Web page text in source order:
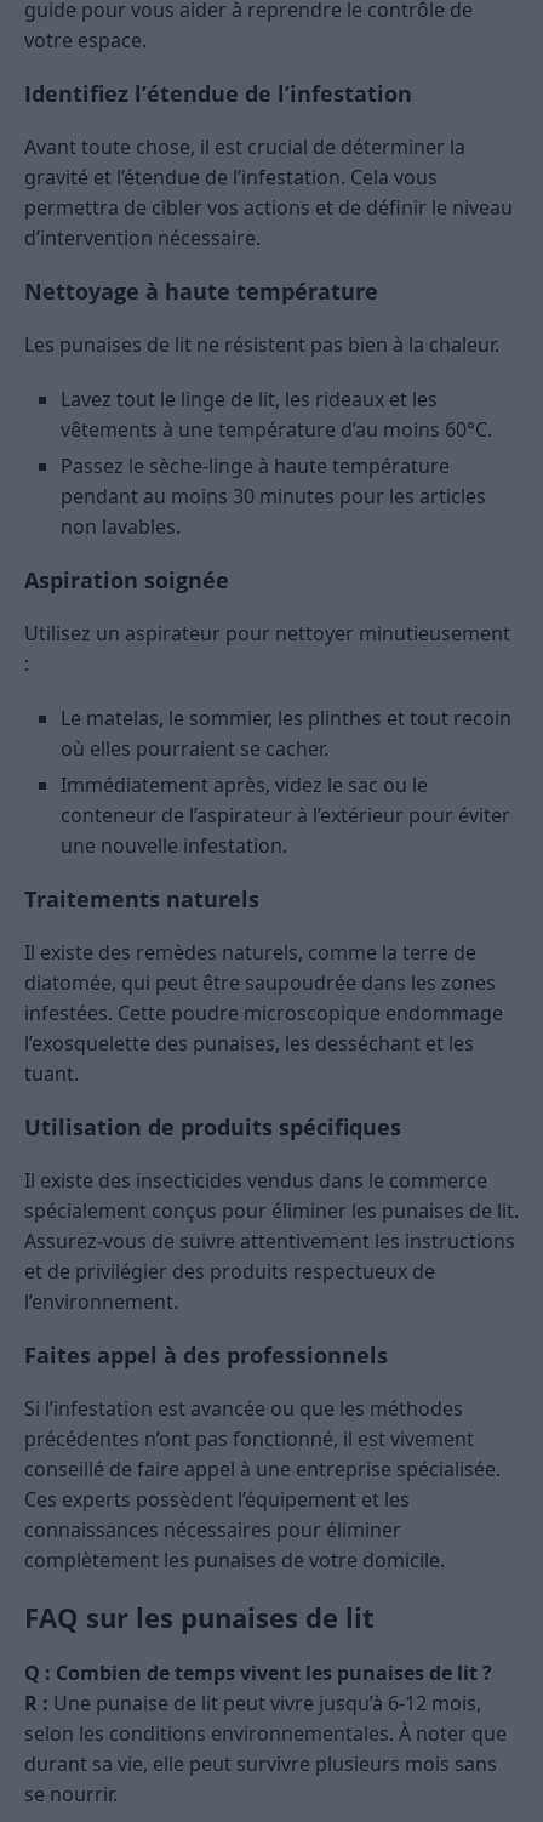
guide pour vous aider à reprendre le contrôle de
votre espace.
Identifiez l’étendue de l’infestation
Avant toute chose, il est crucial de déterminer la
gravité et l’étendue de l’infestation. Cela vous
permettra de cibler vos actions et de définir le niveau
d’intervention nécessaire.
Nettoyage à haute température
Les punaises de lit ne résistent pas bien à la chaleur.
Lavez tout le linge de lit, les rideaux et les
vêtements à une température d’au moins 60°C.
Passez le sèche-linge à haute température
pendant au moins 30 minutes pour les articles
non lavables.
Aspiration soignée
Utilisez un aspirateur pour nettoyer minutieusement
:
Le matelas, le sommier, les plinthes et tout recoin
où elles pourraient se cacher.
Immédiatement après, videz le sac ou le
conteneur de l’aspirateur à l’extérieur pour éviter
une nouvelle infestation.
Traitements naturels
Il existe des remèdes naturels, comme la terre de
diatomée, qui peut être saupoudrée dans les zones
infestées. Cette poudre microscopique endommage
l’exosquelette des punaises, les desséchant et les
tuant.
Utilisation de produits spécifiques
Il existe des insecticides vendus dans le commerce
spécialement conçus pour éliminer les punaises de lit.
Assurez-vous de suivre attentivement les instructions
et de privilégier des produits respectueux de
l’environnement.
Faites appel à des professionnels
Si l’infestation est avancée ou que les méthodes
précédentes n’ont pas fonctionné, il est vivement
conseillé de faire appel à une entreprise spécialisée.
Ces experts possèdent l’équipement et les
connaissances nécessaires pour éliminer
complètement les punaises de votre domicile.
FAQ sur les punaises de lit
Q : Combien de temps vivent les punaises de lit ?
R : Une punaise de lit peut vivre jusqu’à 6-12 mois,
selon les conditions environnementales. À noter que
durant sa vie, elle peut survivre plusieurs mois sans
se nourrir.